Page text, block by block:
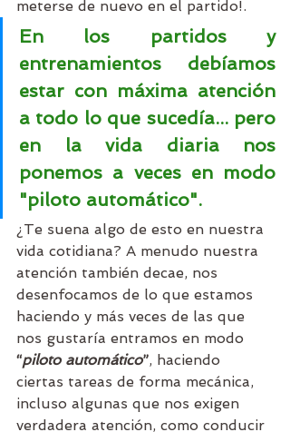
meterse de nuevo en el partido!.
En los partidos y
entrenamientos debíamos
estar con máxima atención
a todo lo que sucedía... pero
en la vida diaria nos
ponemos a veces en modo
"piloto automático".
¿Te suena algo de esto en nuestra
vida cotidiana? A menudo nuestra
atención también decae, nos
desenfocamos de lo que estamos
haciendo y más veces de las que
nos gustaría entramos en modo
“piloto automático”, haciendo
ciertas tareas de forma mecánica,
incluso algunas que nos exigen
verdadera atención, como conducir